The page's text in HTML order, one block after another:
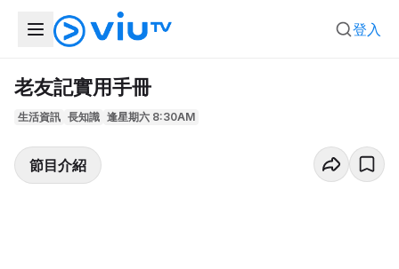
登入
老友記實用手冊
生活資訊 長知識 逢星期六 8:30AM
節目介紹